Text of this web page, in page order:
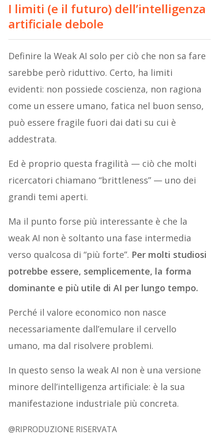
I limiti (e il futuro) dell’intelligenza
artificiale debole
Definire la Weak AI solo per ciò che non sa fare
sarebbe però riduttivo. Certo, ha limiti
evidenti: non possiede coscienza, non ragiona
come un essere umano, fatica nel buon senso,
può essere fragile fuori dai dati su cui è
addestrata.
Ed è proprio questa fragilità — ciò che molti
ricercatori chiamano “brittleness” — uno dei
grandi temi aperti.
Ma il punto forse più interessante è che la
weak AI non è soltanto una fase intermedia
verso qualcosa di “più forte”. Per molti studiosi
potrebbe essere, semplicemente, la forma
dominante e più utile di AI per lungo tempo.
Perché il valore economico non nasce
necessariamente dall’emulare il cervello
umano, ma dal risolvere problemi.
In questo senso la weak AI non è una versione
minore dell’intelligenza artificiale: è la sua
manifestazione industriale più concreta.
@RIPRODUZIONE RISERVATA